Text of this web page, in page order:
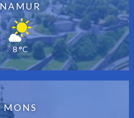
NAMUR
8 °C
MONS